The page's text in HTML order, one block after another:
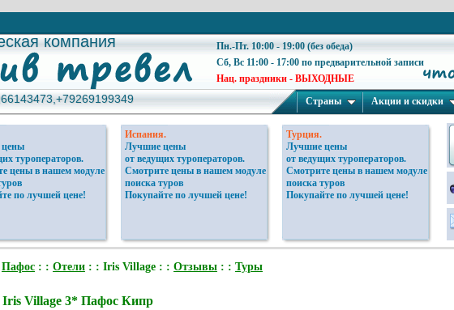
компания
компания
Пн.-Пт. 10:00 - 19:00 (без обеда)
Сб, Вс 11:00 - 17:00 по предварительной записи
Нац. праздники - ВЫХОДНЫЕ
Страны Акции и скидки
туроператоров.
цены в нашем модуле
по лучшей цене!
Испания.
Лучшие цены
от ведущих туроператоров.
Смотрите цены в нашем модуле
поиска туров
Покупайте по лучшей цене!
Турция.
Лучшие цены
от ведущих туроператоров.
Смотрите цены в нашем модуле
поиска туров
Покупайте по лучшей цене!
Пафос : : Отели : : Iris Village : : Отзывы : : Туры
Iris Village 3* Пафос Кипр